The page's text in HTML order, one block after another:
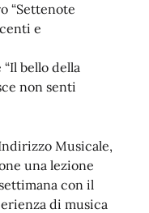
“Settenote
e
bello della
non senti
Musicale,
una lezione
con il
di musica